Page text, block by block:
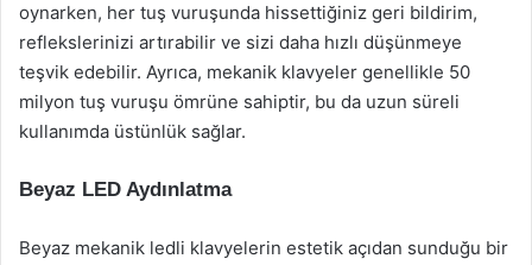
oynarken, her tuş vuruşunda hissettiğiniz geri bildirim,
reflekslerinizi artırabilir ve sizi daha hızlı düşünmeye
teşvik edebilir. Ayrıca, mekanik klavyeler genellikle 50
milyon tuş vuruşu ömrüne sahiptir, bu da uzun süreli
kullanımda üstünlük sağlar.
Beyaz LED Aydınlatma
Beyaz mekanik ledli klavyelerin estetik açıdan sunduğu bir